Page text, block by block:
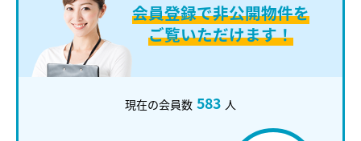
会員登録で非公開物件を
ご覧いただけます！
現在の会員数 583 人